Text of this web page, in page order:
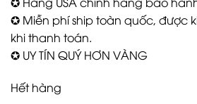
✪ Miễn phí ship toàn quốc, được
khi thanh toán.
✪ UY TÍN QUÝ HƠN VÀNG
Hết hàng